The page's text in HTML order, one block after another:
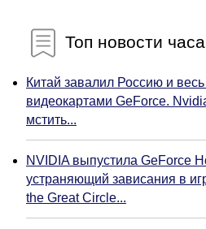
Топ новости часа
Китай завалил Россию и
видеокартами GeForce.
мстить...
NVIDIA выпустила GeForce
устраняющий зависания в
the Great Circle...